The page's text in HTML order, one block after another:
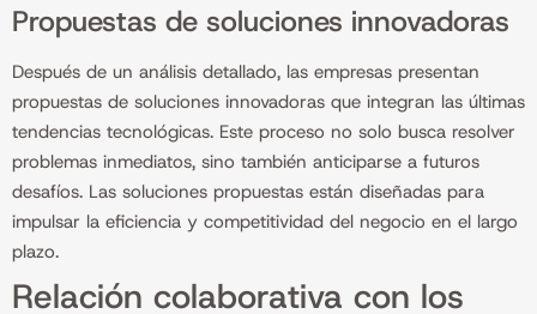
Propuestas de soluciones innovadoras
Después de un análisis detallado, las empresas presentan
propuestas de soluciones innovadoras que integran las últimas
tendencias tecnológicas. Este proceso no solo busca resolver
problemas inmediatos, sino también anticiparse a futuros
desafíos. Las soluciones propuestas están diseñadas para
impulsar la eficiencia y competitividad del negocio en el largo
plazo.
Relación colaborativa con los